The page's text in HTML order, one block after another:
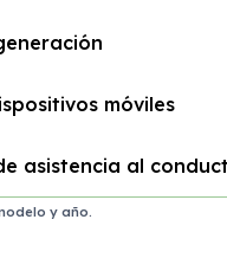
móviles
asistencia al
y año.